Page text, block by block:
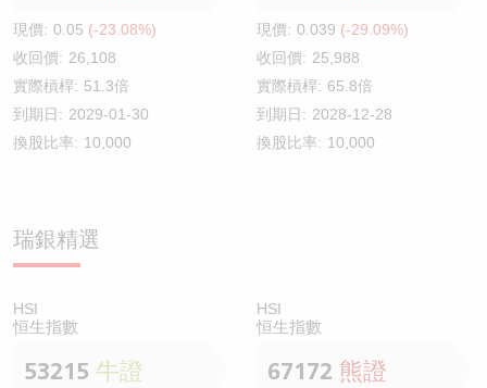
現價: 0.05 (-23.08%)
收回價: 26,108
實際槓桿: 51.3倍
到期日: 2029-01-30
換股比率: 10,000
現價: 0.039 (-29.09%)
收回價: 25,988
實際槓桿: 65.8倍
到期日: 2028-12-28
換股比率: 10,000
瑞銀精選
HSI
恒生指數
53215 牛證
HSI
恒生指數
67172 熊證